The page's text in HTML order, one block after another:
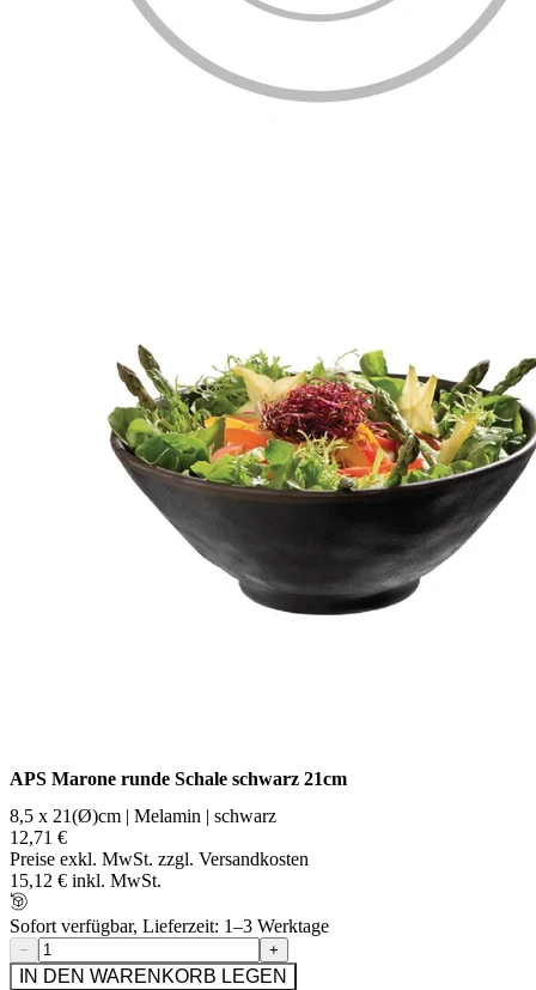
APS Marone runde Schale schwarz 21cm
8,5 x 21(Ø)cm | Melamin | schwarz
12,71 €
Preise exkl. MwSt. zzgl. Versandkosten
15,12 € inkl. MwSt.
Sofort verfügbar, Lieferzeit: 1–3 Werktage
− +
IN DEN WARENKORB LEGEN